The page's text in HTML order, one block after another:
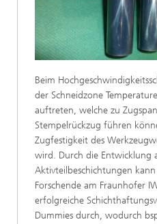
Beim
der Schneidzone
auftreten, welche zu
Stempelrückzug führen
Zugfestigkeit des
wird. Durch die Entwicklung
Aktivteilbeschichtungen
Forschende am Fraunhofer
erfolgreiche
Dummies durch, wodurch